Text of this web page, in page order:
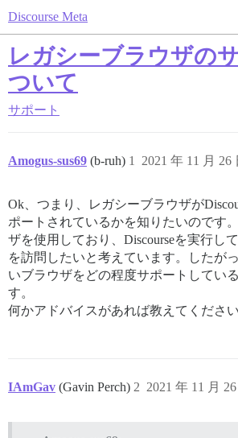
Discourse Meta
レガシーブラウザの
ついて
サポート
Amogus-sus69 (b-ruh) 2021 年 11 月 26
1
Ok、つまり、レガシーブラウザが
ポートされているかを知りたいのです
ザを使用しており、Discourseを実行し
を訪問したいと考えています。したが
いブラウザをどの程度サポートしてい
す。
何かアドバイスがあれば教えてください
IAmGav (Gavin Perch) 2021 年 11 月
2